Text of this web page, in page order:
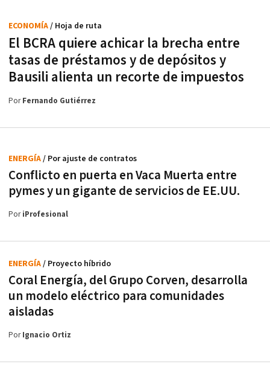
El BCRA quiere achicar la brecha entre
tasas de préstamos y de depósitos y
Bausili alienta un recorte de impuestos
ECONOMÍA/ Hoja de ruta
PorFernando Gutiérrez
Conflicto en puerta en Vaca Muerta entre
pymes y un gigante de servicios de EE.UU.
ENERGÍA/ Por ajuste de contratos
PoriProfesional
Coral Energía, del Grupo Corven, desarrolla
un modelo eléctrico para comunidades
aisladas
ENERGÍA/ Proyecto híbrido
PorIgnacio Ortiz